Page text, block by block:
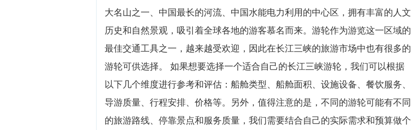
大名山之一、中国最长的河流、中国水能电力利用的中心区，拥有丰富的人文
历史和自然景观，吸引着全球各地的游客慕名而来。游轮作为游览这一区域的
最佳交通工具之一，越来越受欢迎，因此在长江三峡的旅游市场中也有很多的
游轮可供选择。 如果想要选择一个适合自己的长江三峡游轮，我们可以根据
以下几个维度进行参考和评估：船舱类型、船舱面积、设施设备、餐饮服务、
导游质量、行程安排、价格等。另外，值得注意的是，不同的游轮可能有不同
的旅游路线、停靠景点和服务质量，我们需要结合自己的实际需求和预算做个